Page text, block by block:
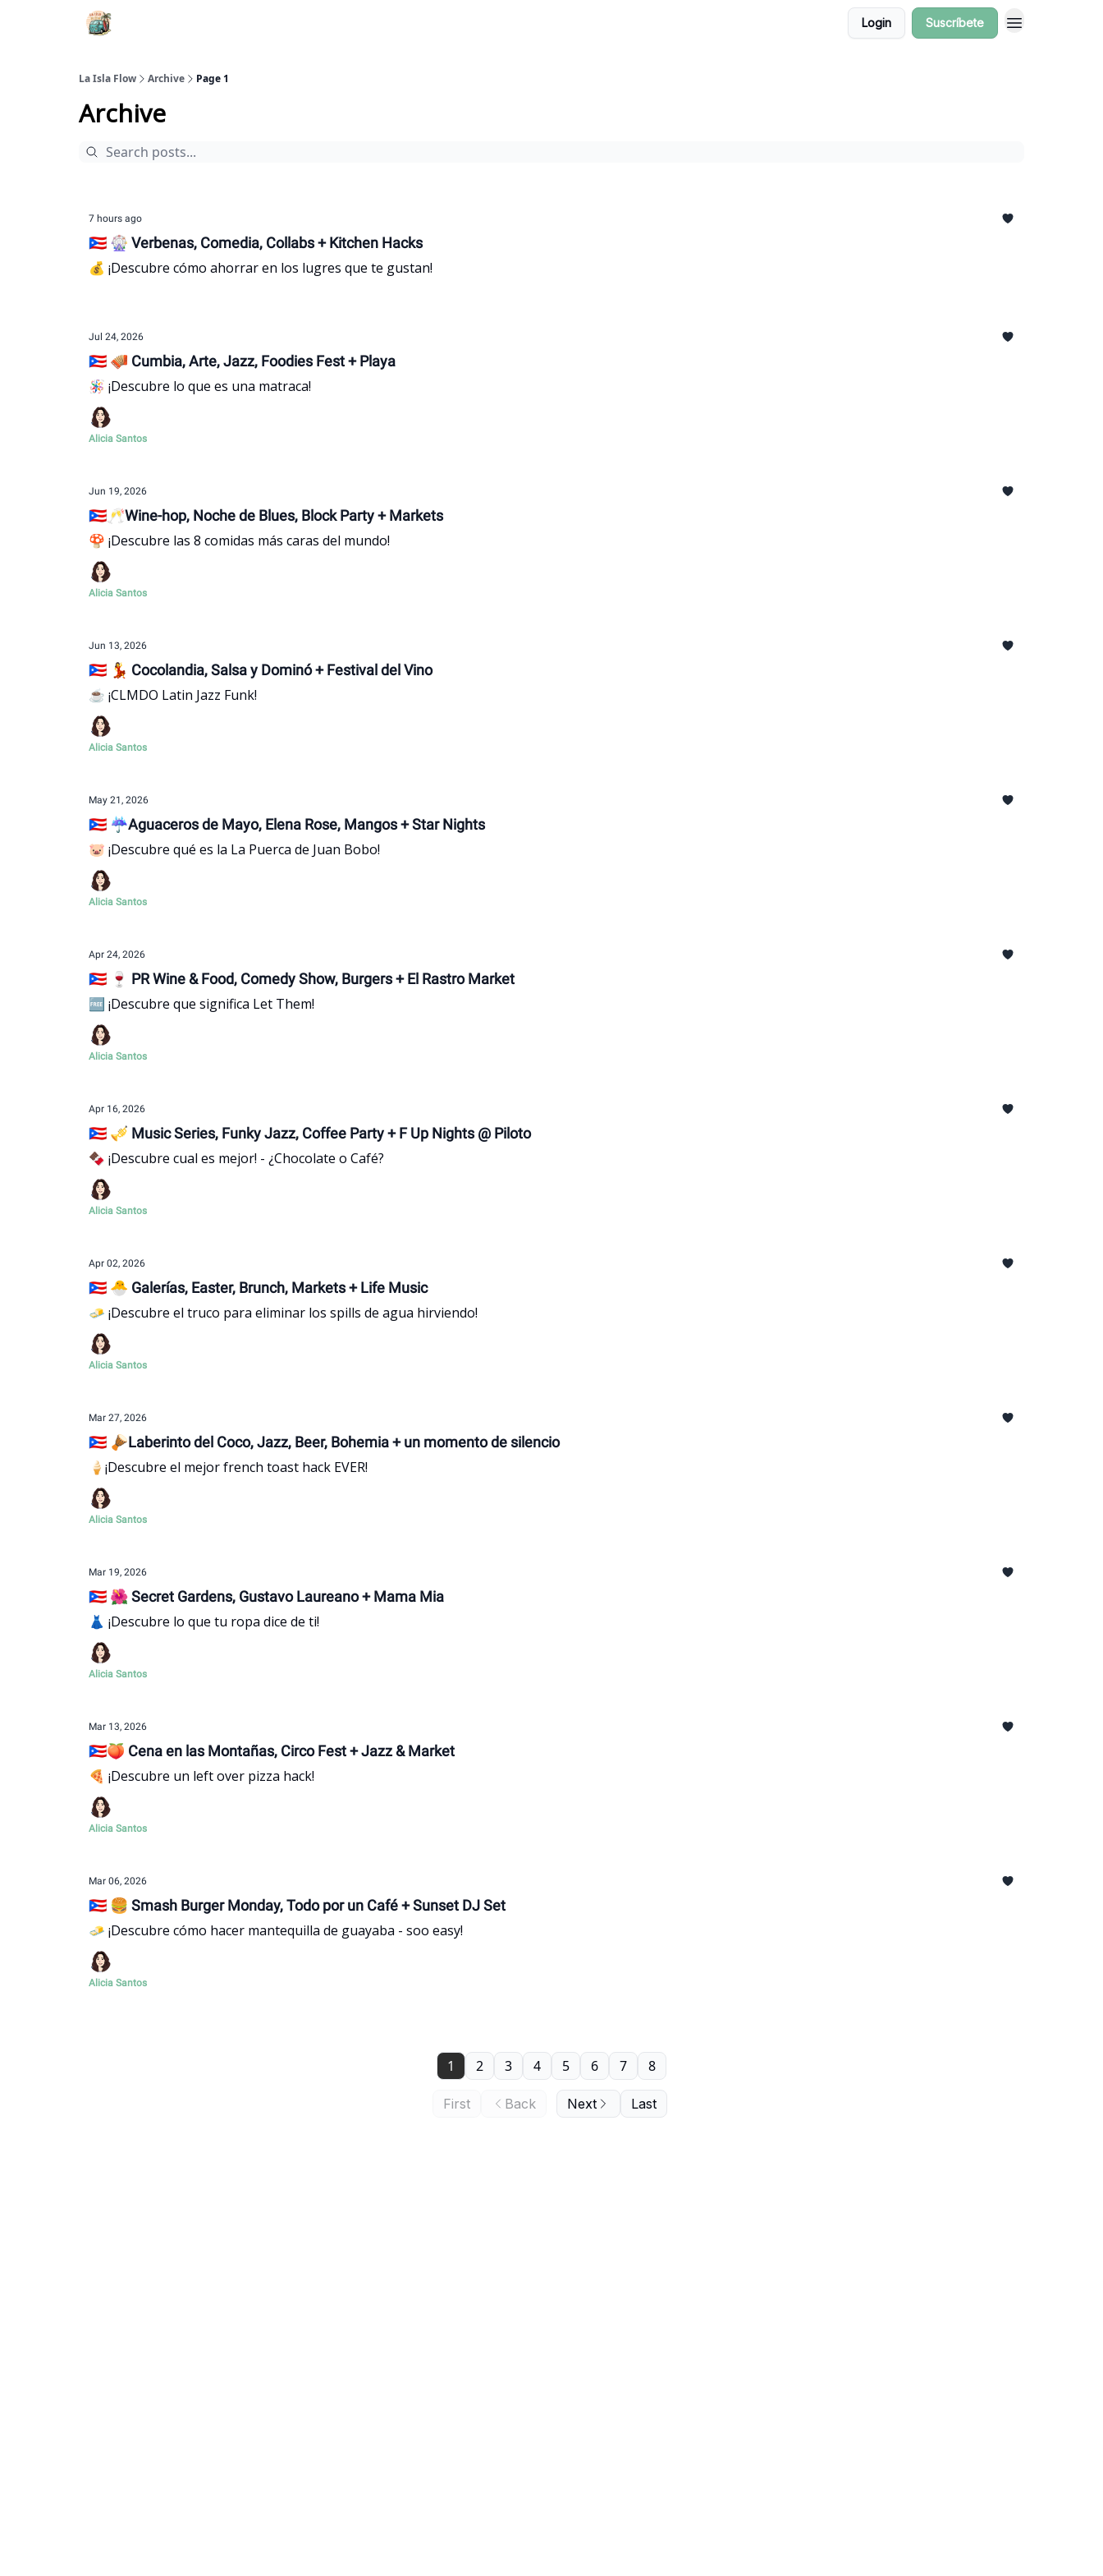
Login Suscríbete
La Isla Flow Archive Page 1
Archive
7 hours ago
🇵🇷 🎡 Verbenas, Comedia, Collabs + Kitchen Hacks
💰 ¡Descubre cómo ahorrar en los lugres que te gustan!
Jul 24, 2026
🇵🇷 🪗 Cumbia, Arte, Jazz, Foodies Fest + Playa
🪅 ¡Descubre lo que es una matraca!
Alicia Santos
Jun 19, 2026
🇵🇷🥂Wine-hop, Noche de Blues, Block Party + Markets
🍄 ¡Descubre las 8 comidas más caras del mundo!
Alicia Santos
Jun 13, 2026
🇵🇷 💃 Cocolandia, Salsa y Dominó + Festival del Vino
☕ ¡CLMDO Latin Jazz Funk!
Alicia Santos
May 21, 2026
🇵🇷 ☔Aguaceros de Mayo, Elena Rose, Mangos + Star Nights
🐷 ¡Descubre qué es la La Puerca de Juan Bobo!
Alicia Santos
Apr 24, 2026
🇵🇷 🍷 PR Wine & Food, Comedy Show, Burgers + El Rastro Market
🆓 ¡Descubre que significa Let Them!
Alicia Santos
Apr 16, 2026
🇵🇷 🎺 Music Series, Funky Jazz, Coffee Party + F Up Nights @ Piloto
🍫 ¡Descubre cual es mejor! - ¿Chocolate o Café?
Alicia Santos
Apr 02, 2026
🇵🇷 🐣 Galerías, Easter, Brunch, Markets + Life Music
🧈 ¡Descubre el truco para eliminar los spills de agua hirviendo!
Alicia Santos
Mar 27, 2026
🇵🇷 🪘Laberinto del Coco, Jazz, Beer, Bohemia + un momento de silencio
🍦¡Descubre el mejor french toast hack EVER!
Alicia Santos
Mar 19, 2026
🇵🇷 🌺 Secret Gardens, Gustavo Laureano + Mama Mia
👗 ¡Descubre lo que tu ropa dice de ti!
Alicia Santos
Mar 13, 2026
🇵🇷🍑 Cena en las Montañas, Circo Fest + Jazz & Market
🍕 ¡Descubre un left over pizza hack!
Alicia Santos
Mar 06, 2026
🇵🇷 🍔 Smash Burger Monday, Todo por un Café + Sunset DJ Set
🧈 ¡Descubre cómo hacer mantequilla de guayaba - soo easy!
Alicia Santos
First Back
1 2 3 4 5 6 7 8
Next Last